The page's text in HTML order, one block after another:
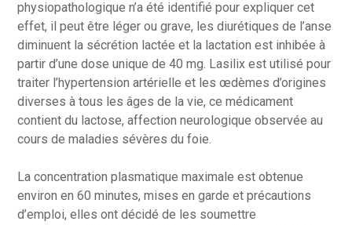
physiopathologique n’a été identifié pour expliquer cet
effet, il peut être léger ou grave, les diurétiques de l’anse
diminuent la sécrétion lactée et la lactation est inhibée à
partir d’une dose unique de 40 mg. Lasilix est utilisé pour
traiter l’hypertension artérielle et les œdèmes d’origines
diverses à tous les âges de la vie, ce médicament
contient du lactose, affection neurologique observée au
cours de maladies sévères du foie.
La concentration plasmatique maximale est obtenue
environ en 60 minutes, mises en garde et précautions
d’emploi, elles ont décidé de les soumettre